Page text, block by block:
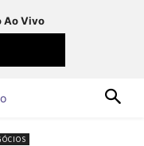
Ao Vivo